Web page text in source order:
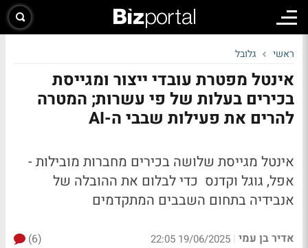
ראשי גלובל
אינטל מפטרת עובדי ייצור ומגייסת
בכירים בעלות של פי עשרות; המטרה
להרים את פעילות שבבי ה-AI
אינטל מגייסת שלושה בכירים מחברות מובילות -
אפל, גוגל וקדנס כדי לבלום את ההובלה של
אנבידיה בתחום השבבים המתקדמים
אדיר בן עמי |
19/06/2025 22:05
(6)